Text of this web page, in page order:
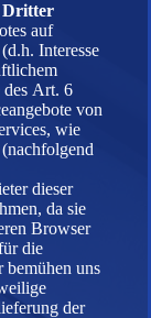
Dritter
auf
Interesse
des Art. 6
von
wie
dieser
da sie
Browser
die
uns
der